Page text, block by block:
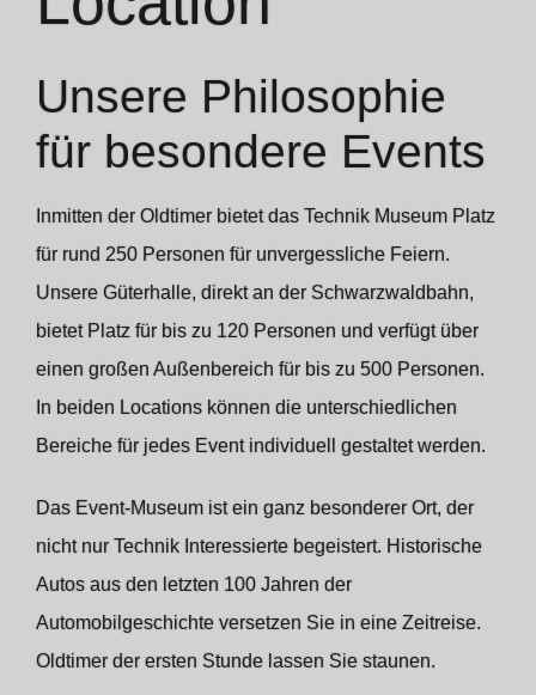
Unsere Philosophie
für besondere Events
Inmitten der Oldtimer bietet das Technik Museum Platz
für rund 250 Personen für unvergessliche Feiern.
Unsere Güterhalle, direkt an der Schwarzwaldbahn,
bietet Platz für bis zu 120 Personen und verfügt über
einen großen Außenbereich für bis zu 500 Personen.
In beiden Locations können die unterschiedlichen
Bereiche für jedes Event individuell gestaltet werden.
Das Event-Museum ist ein ganz besonderer Ort, der
nicht nur Technik Interessierte begeistert. Historische
Autos aus den letzten 100 Jahren der
Automobilgeschichte versetzen Sie in eine Zeitreise.
Oldtimer der ersten Stunde lassen Sie staunen.